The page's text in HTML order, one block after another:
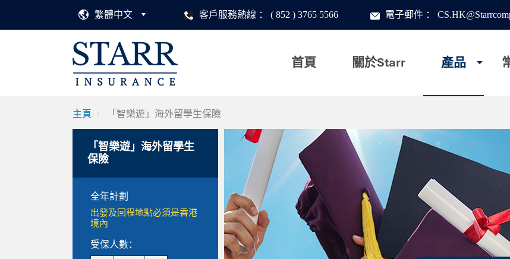
繁體中文 客戶服務熱線 ： ( 852 ) 3765 5566 電子郵件 ：
首頁 關於Starr 產品
主頁 「智樂遊」海外留學生保險
「智樂遊」海外留學生
保險
全年計劃
出發及回程地點必須是香港
境內
受保人數：